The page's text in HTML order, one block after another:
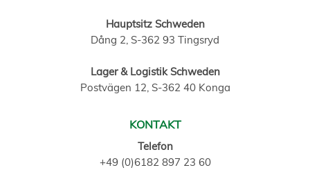
Hauptsitz Schweden
Dång 2, S-362 93 Tingsryd
Lager & Logistik Schweden
Postvägen 12, S-362 40 Konga
KONTAKT
Telefon
+49 (0)6182 897 23 60